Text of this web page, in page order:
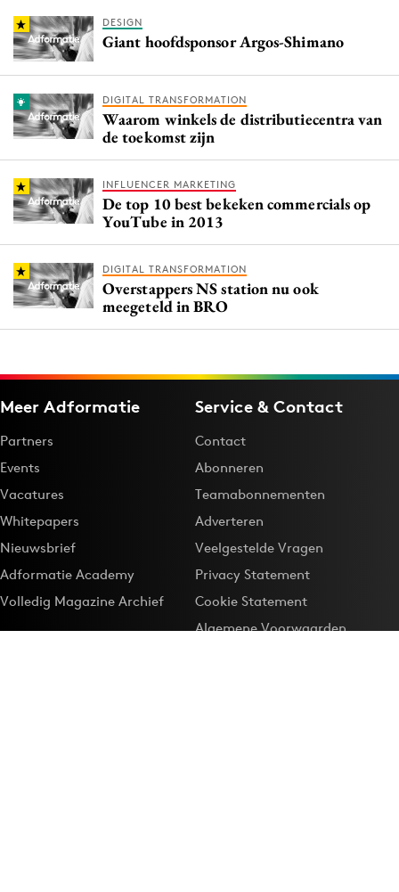
DESIGN
Giant hoofdsponsor Argos-Shimano
DIGITAL TRANSFORMATION
Waarom winkels de distributiecentra van
de toekomst zijn
INFLUENCER MARKETING
De top 10 best bekeken commercials op
YouTube in 2013
DIGITAL TRANSFORMATION
Overstappers NS station nu ook
meegeteld in BRO
Meer Adformatie
Partners
Events
Vacatures
Whitepapers
Nieuwsbrief
Adformatie Academy
Volledig Magazine Archief
Service & Contact
Contact
Abonneren
Teamabonnementen
Adverteren
Veelgestelde Vragen
Privacy Statement
Cookie Statement
Algemene Voorwaarden